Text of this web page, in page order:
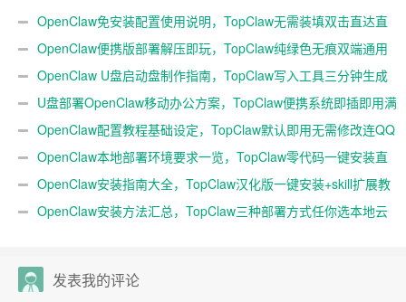
OpenClaw免安装配置使用说明，TopClaw无需装填双击直达直
连飞书OpenClaw便携版部署解压即玩，TopClaw纯绿色无痕双端通用
免费满血
OpenClaw U盘启动盘制作指南，TopClaw写入工具三分钟生成
随身AIU盘部署OpenClaw移动办公方案，TopClaw便携系统即插即用满
血开箱OpenClaw配置教程基础设定，TopClaw默认即用无需修改连QQ
微信OpenClaw本地部署环境要求一览，TopClaw零代码一键安装直
连微信教程
OpenClaw安装指南大全，TopClaw汉化版一键安装+skill扩展教
程 OpenClaw安装方法汇总，TopClaw三种部署方式任你选本地云
发表我的评论